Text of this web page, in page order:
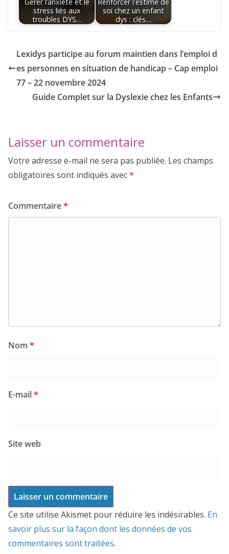
Gérer l’anxiété et le
stress liés aux
troubles DYS…
Renforcer l'estime de
soi chez un enfant
dys : clés…
Lexidys participe au forum maintien dans l’emploi d
es personnes en situation de handicap – Cap emploi
77 – 22 novembre 2024
Guide Complet sur la Dyslexie chez les Enfants
Laisser un commentaire
Votre adresse e-mail ne sera pas publiée. Les champs
obligatoires sont indiqués avec*
Commentaire*
Nom *
E-mail*
Site web
Ce site utilise Akismet pour réduire les indésirables. En
savoir plus sur la façon dont les données de vos
commentaires sont traitées.